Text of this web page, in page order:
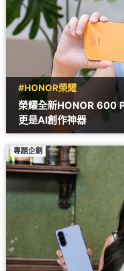
#HONOR榮耀
榮耀全新HONOR 600
更是AI創作神器
專題企劃